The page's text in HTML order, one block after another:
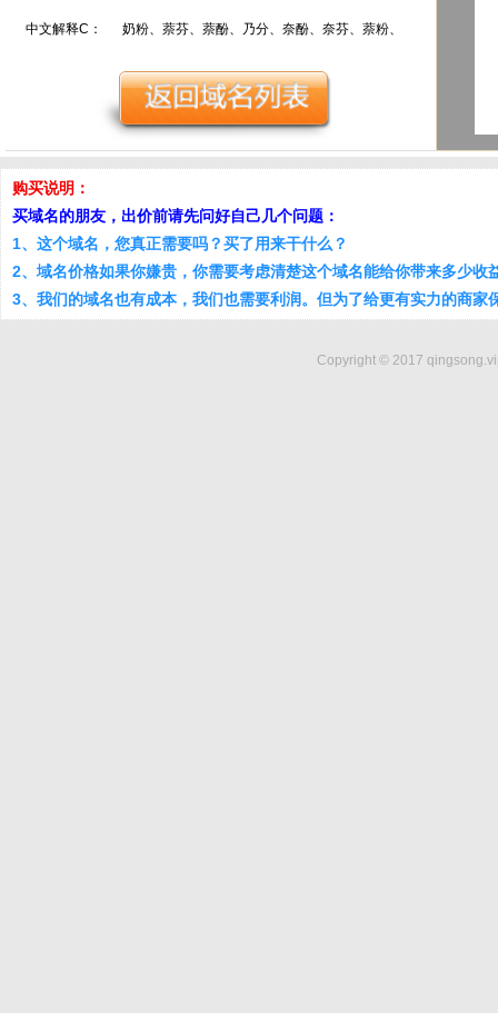
中文解释C： 奶粉、萘芬、萘酚、乃分、奈酚、奈芬、萘粉、
购买说明：
买域名的朋友，出价前请先问好自己几个问题：
1、这个域名，您真正需要吗？买了用来干什么？
2、域名价格如果你嫌贵，你需要考虑清楚这个域名能给你带来多少收
3、我们的域名也有成本，我们也需要利润。但为了给更有实力的商家
Copyright © 2017